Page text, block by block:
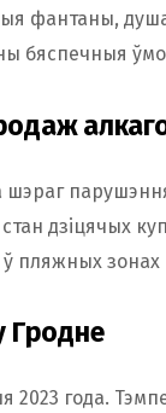
фантаны,
бяспечныя
дзіцячых
пляжных
Гродне
2023 года.